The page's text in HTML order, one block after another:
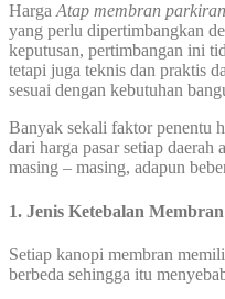
Harga Atap membran parkiran
yang perlu dipertimbangkan
keputusan, pertimbangan ini
tetapi juga teknis dan praktis
sesuai dengan kebutuhan
Banyak sekali faktor penentu
dari harga pasar setiap
masing – masing, adapun
1. Jenis Ketebalan Membran
Setiap kanopi membran
berbeda sehingga itu